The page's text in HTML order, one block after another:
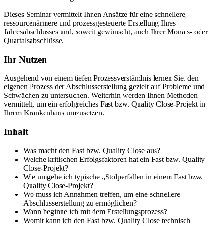
Dieses Seminar vermittelt Ihnen Ansätze für eine schnellere,
ressourcenärmere und prozessgesteuerte Erstellung Ihres
Jahresabschlusses und, soweit gewünscht, auch Ihrer Monats- oder
Quartalsabschlüsse.
Ihr Nutzen
Ausgehend von einem tiefen Prozessverständnis lernen Sie, den
eigenen Prozess der Abschlusserstellung gezielt auf Probleme und
Schwächen zu untersuchen. Weiterhin werden Ihnen Methoden
vermittelt, um ein erfolgreiches Fast bzw. Quality Close-Projekt in
Ihrem Krankenhaus umzusetzen.
Inhalt
Was macht den Fast bzw. Quality Close aus?
Welche kritischen Erfolgsfaktoren hat ein Fast bzw. Quality
Close-Projekt?
Wie umgehe ich typische „Stolperfallen in einem Fast bzw.
Quality Close-Projekt?
Wo muss ich Annahmen treffen, um eine schnellere
Abschlusserstellung zu ermöglichen?
Wann beginne ich mit dem Erstellungsprozess?
Womit kann ich den Fast bzw. Quality Close technisch